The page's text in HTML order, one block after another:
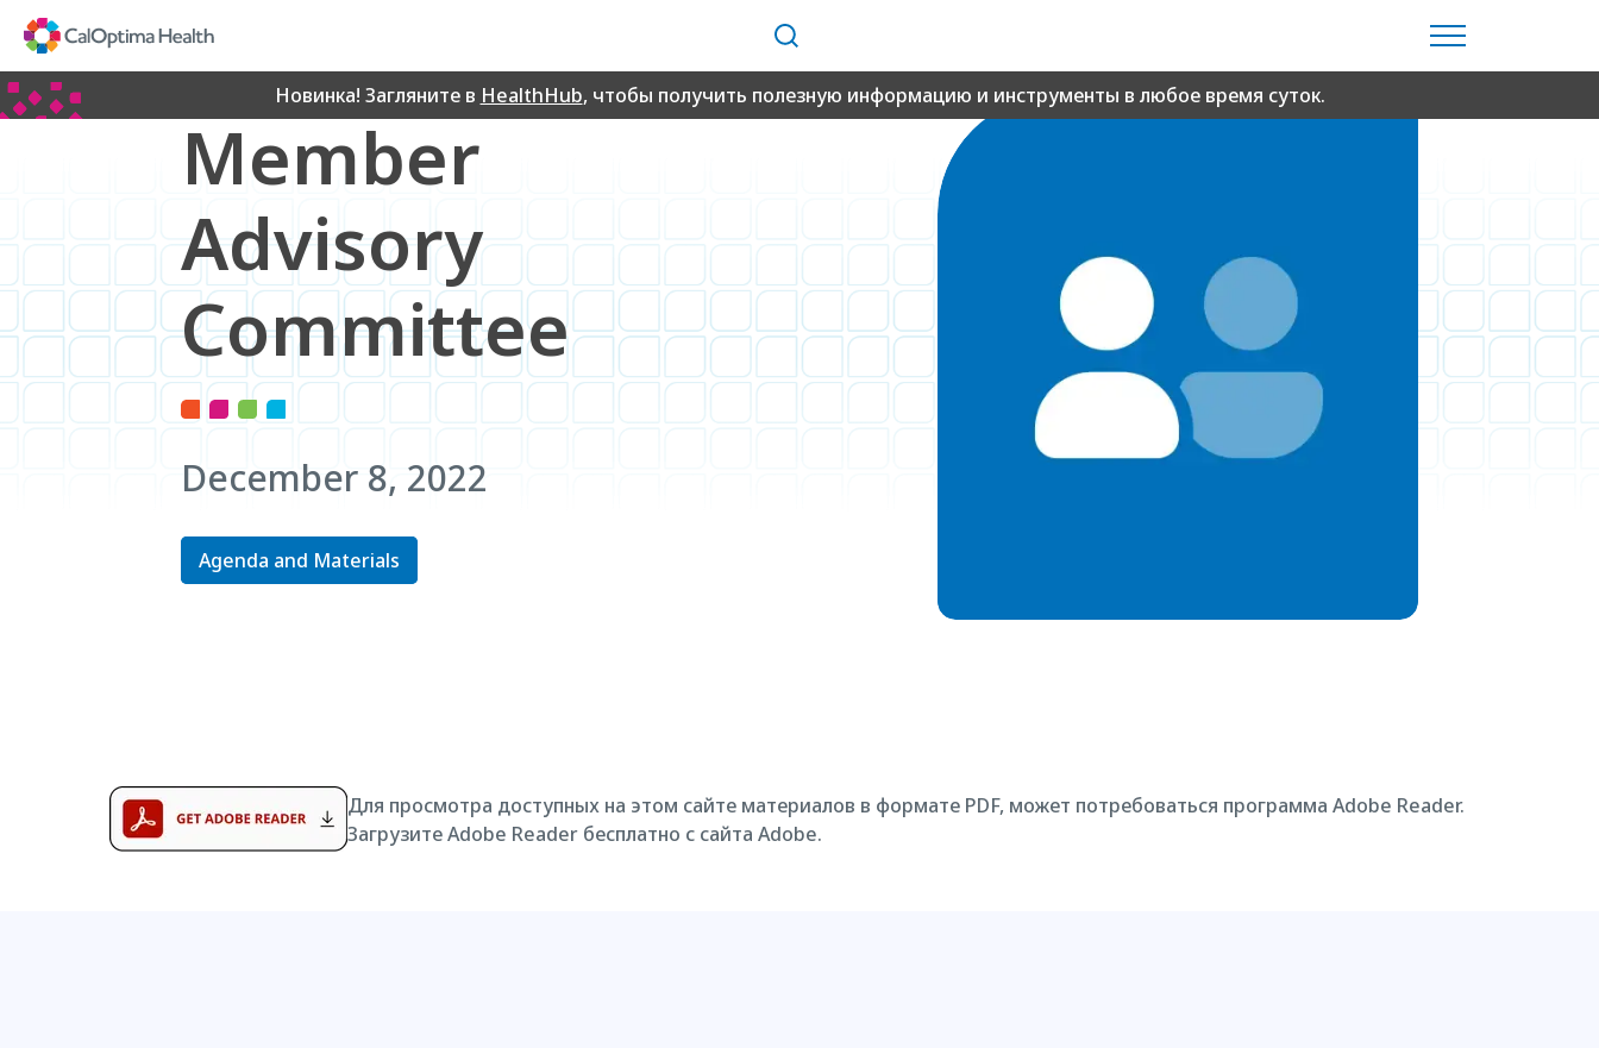
Content
Поиск
Новинка! Загляните в HealthHub, чтобы получить полезную информацию и инструменты в любое время суток.
Member
Advisory
Committee
December 8, 2022
Agenda and Materials
Для просмотра доступных на этом сайте материалов в формате PDF, может потребоваться программа Adobe Reader.
Загрузите Adobe Reader бесплатно с сайта Adobe.